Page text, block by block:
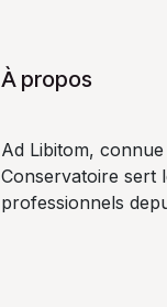
À propos
Ad Libitom,
Conservatoire sert
professionnels